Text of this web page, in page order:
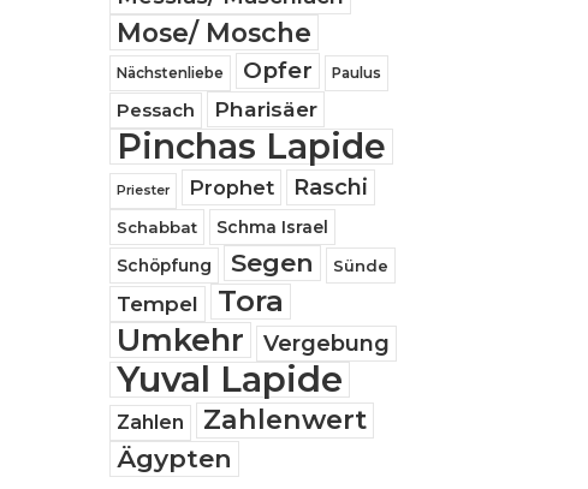
Mose/ Mosche
Nächstenliebe Opfer Paulus
Pessach Pharisäer
Pinchas Lapide
Priester Prophet Raschi
Schabbat
Schma Israel
Schöpfung
Segen Sünde
Tempel Tora
Umkehr Vergebung
Yuval Lapide
Zahlen Zahlenwert
Ägypten